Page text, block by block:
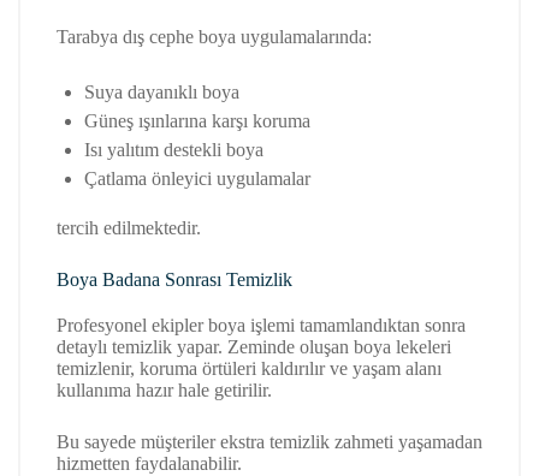
Tarabya dış cephe boya uygulamalarında:
Suya dayanıklı boya
Güneş ışınlarına karşı koruma
Isı yalıtım destekli boya
Çatlama önleyici uygulamalar
tercih edilmektedir.
Boya Badana Sonrası Temizlik
Profesyonel ekipler boya işlemi tamamlandıktan sonra
detaylı temizlik yapar. Zeminde oluşan boya lekeleri
temizlenir, koruma örtüleri kaldırılır ve yaşam alanı
kullanıma hazır hale getirilir.
Bu sayede müşteriler ekstra temizlik zahmeti yaşamadan
hizmetten faydalanabilir.